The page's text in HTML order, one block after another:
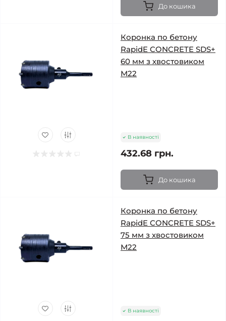
До кошика
Коронка по бетону
RapidE CONCRETE SDS+
60 мм з хвостовиком
М22
В наявності
432.68 грн.
До кошика
Коронка по бетону
RapidE CONCRETE SDS+
75 мм з хвостовиком
М22
В наявності